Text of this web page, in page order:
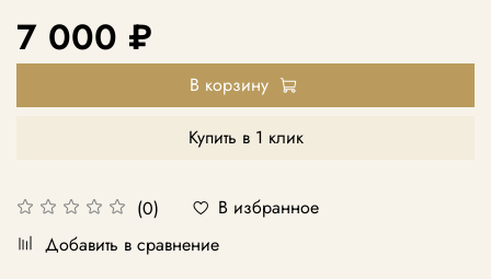
(0)
В избранное
Добавить в сравнение
7 000 ₽
В корзину
Купить в 1 клик